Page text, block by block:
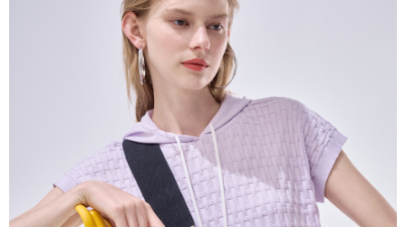
帳／街口支付／iPASS MONEY」等通路繳費。
1.本服務係由「台灣大哥大股份有限公司」（以下簡稱本公司）所提供，讓
用戶於交易時，得透過本服務購買商品或服務，並由商店將買賣／分期付款
買賣價金債權讓與本公司後，依約使用本公司帳單繳交帳款。
2.基於同意付款使用「大哥付你分期」之契約關係目的，商店將以您的個人
資料（包含姓名、電話或地址）提供予台灣大哥大進項蒐集、處理及利用，
由本公司與您本人進行分期帳單所需資料之確認、核對及更正。
3.完整用戶服務條款，請詳閱以下連結： https://oppay.tw/userRule
每筆NT$60，滿NT$1,000(含以上)免運費
每筆NT$60，滿NT$1,000(含以上)免運費
每筆NT$80，滿NT$1,000(含以上)免運費